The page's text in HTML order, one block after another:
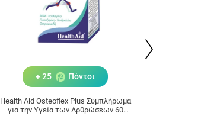
+ 25 Πόντοι
Health Aid Osteoflex Plus Συμπλήρωμα
για την Υγεία των Αρθρώσεων 60